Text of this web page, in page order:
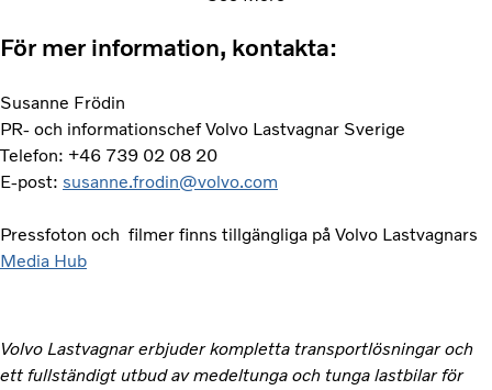
För mer information, kontakta:
Susanne Frödin
PR- och informationschef Volvo Lastvagnar Sverige
Telefon: +46 739 02 08 20
E-post: susanne.frodin@volvo.com
Pressfoton och filmer finns tillgängliga på Volvo Lastvagnars
Media Hub
Volvo Lastvagnar erbjuder kompletta transportlösningar och
ett fullständigt utbud av medeltunga och tunga lastbilar för